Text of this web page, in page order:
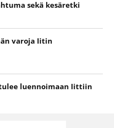
sekä kesäretki
varoja Iitin
luennoimaan Iittiin